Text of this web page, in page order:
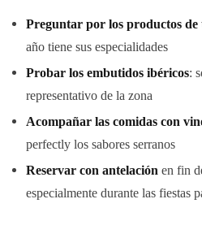
Preguntar por los productos de
año tiene sus especialidades
Probar los embutidos ibéricos:
representativo de la zona
Acompañar las comidas con
perfectly los sabores serranos
Reservar con antelación en fin
especialmente durante las fiestas